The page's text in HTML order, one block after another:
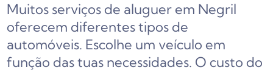
Muitos serviços de aluguer em Negril
oferecem diferentes tipos de
automóveis. Escolhe um veículo em
função das tuas necessidades. O custo do